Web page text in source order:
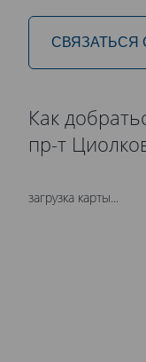
СВЯЗАТЬСЯ
Как
пр-т
загрузка карты...